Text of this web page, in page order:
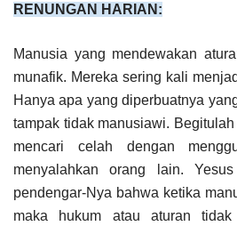
RENUNGAN HARIAN:
Manusia yang mendewakan
munafik. Mereka sering kali
Hanya apa yang diperbuatnya
tampak tidak manusiawi.
mencari celah dengan
menyalahkan orang lain.
pendengar-Nya bahwa ketika
maka hukum atau aturan